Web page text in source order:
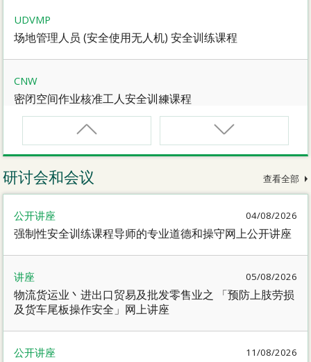
UDVMP
场地管理人员 (安全使用无人机) 安全训练课程
CNW
密闭空间作业核准工人安全训練课程
CNW(R)
密闭空间作业核准工人安全训練重新甄审资格课程
动力操作升降工作台督导员课程
密闭空间作业合资格人士安全训練课程
研讨会和会议 查看全部
公开讲座 04/08/2026
强制性安全训练课程导师的专业道德和操守网上公开讲座
讲座 05/08/2026
物流货运业丶进出口贸易及批发零售业之 「预防上肢劳损
及货车尾板操作安全」网上讲座
公开讲座 11/08/2026